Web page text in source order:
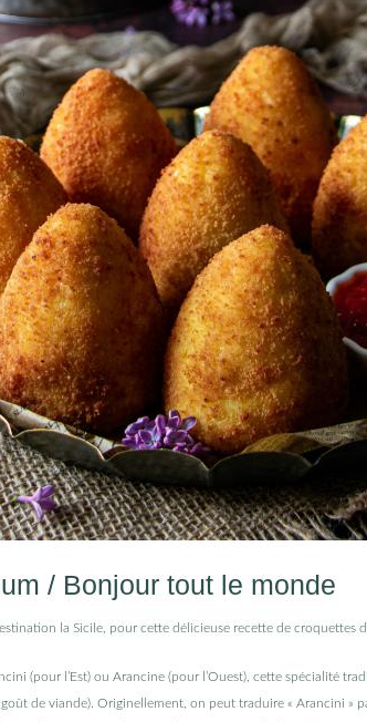
/ Bonjour tout le monde
la Sicile, pour cette délicieuse recette de croquettes
(pour l’Est) ou Arancine (pour l’Ouest), cette spécialité
de viande). Originellement, on peut traduire « Arancini »